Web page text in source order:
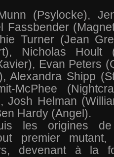
(Psylocke),
Fassbender
Turner (Jean
Nicholas Hoult
Evan Peters
Alexandra Shipp
McPhee
Josh Helman
Hardy (Angel).
les origines de
premier
devenant à la